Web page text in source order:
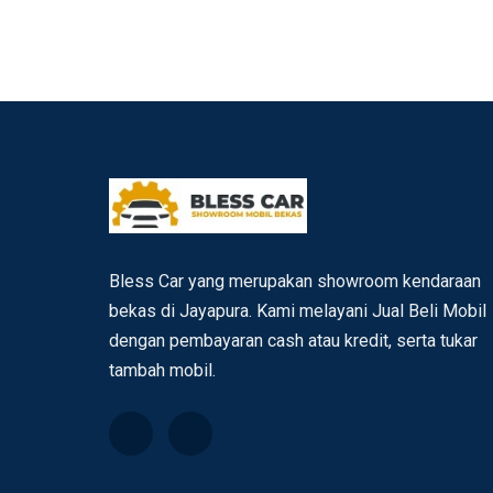
Bless Car yang merupakan showroom kendaraan
bekas di Jayapura. Kami melayani Jual Beli Mobil
dengan pembayaran cash atau kredit, serta tukar
tambah mobil.